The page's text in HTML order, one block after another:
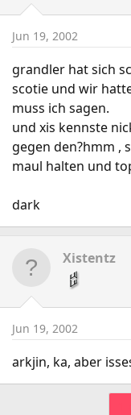
Jun 19, 2002
grandler hat sich
scotie und wir
muss ich sagen.
und xis kennste
gegen den?hmm ,
maul halten und
dark
Xistentz
Jun 19, 2002
arkjin, ka, aber